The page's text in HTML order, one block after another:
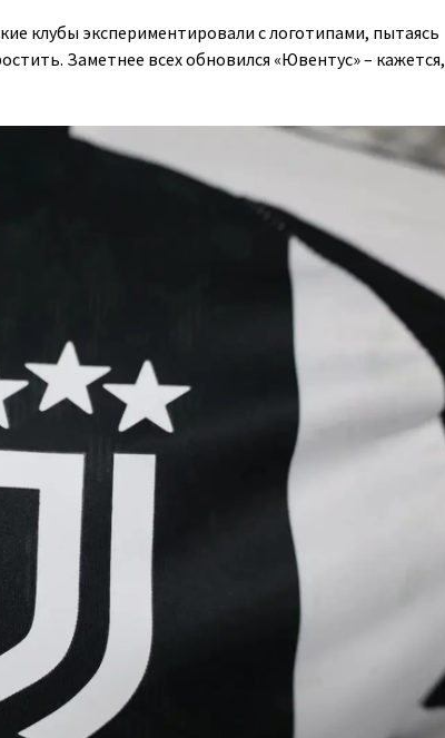
клубы экспериментировали с логотипами, пытаясь
Заметнее всех обновился «Ювентус» – кажется,